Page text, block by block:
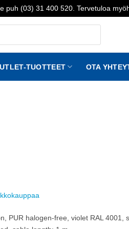
puh (03) 31 400 520. Tervetuloa
TUOTTEET OTA
PUR halogen-free, violet RAL 4001,